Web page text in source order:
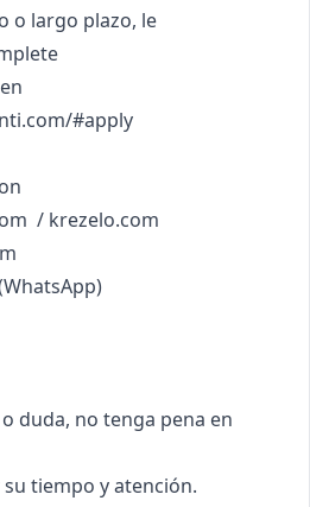
o largo plazo, le
#apply
/ krezelo.com
duda, no tenga pena en
tiempo y atención.